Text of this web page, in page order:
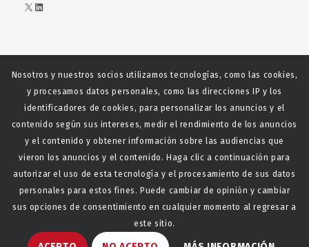
X LinkedIn
Web realizada con el patrocinio del Centro Español del Centro
Español de Derechos Reprofráficos
© Copyright - CONEQTIA. Diseño y desarrollo web La
Nosotros y nuestros socios utilizamos tecnologías, como las cookies,
y procesamos datos personales, como las direcciones IP y los
identificadores de cookies, para personalizar los anuncios y el
contenido según sus intereses, medir el rendimiento de los anuncios
y el contenido y obtener información sobre las audiencias que
vieron los anuncios y el contenido. Haga clic a continuación para
autorizar el uso de esta tecnología y el procesamiento de sus datos
personales para estos fines. Puede cambiar de opinión y cambiar
sus opciones de consentimiento en cualquier momento al regresar a
este sitio.